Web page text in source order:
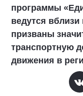
программы
ведутся вблизи
призваны
транспортную
движения в